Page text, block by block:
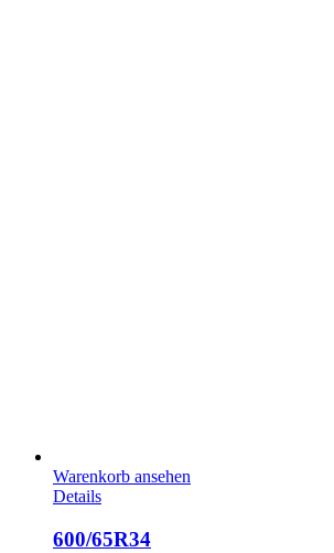
Warenkorb ansehen
Details
600/65R34